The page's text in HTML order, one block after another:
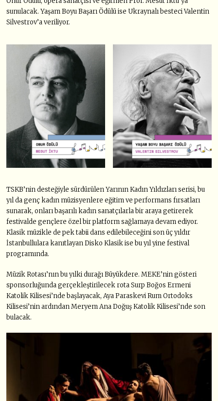
sunulacak. Yaşam Boyu Başarı Ödülü ise Ukraynalı besteci Valentin
Silvestrov’a veriliyor.
TSKB’nin desteğiyle sürdürülen Yarının Kadın Yıldızları serisi, bu
yıl da genç kadın müzisyenlere eğitim ve performans fırsatları
sunarak, onları başarılı kadın sanatçılarla bir araya getirerek
festivalde gençlere özel bir platform sağlamaya devam ediyor.
Klasik müzikle de pek tabii dans edilebileceğini son üç yıldır
İstanbullulara kanıtlayan Disko Klasik ise bu yıl yine festival
programında.
Müzik Rotası’nın bu yılki durağı Büyükdere. MEKE’nin gösteri
sponsorluğunda gerçekleştirilecek rota Surp Boğos Ermeni
Katolik Kilisesi’nde başlayacak, Aya Paraskevi Rum Ortodoks
Kilisesi’nin ardından Meryem Ana Doğuş Katolik Kilisesi’nde son
bulacak.